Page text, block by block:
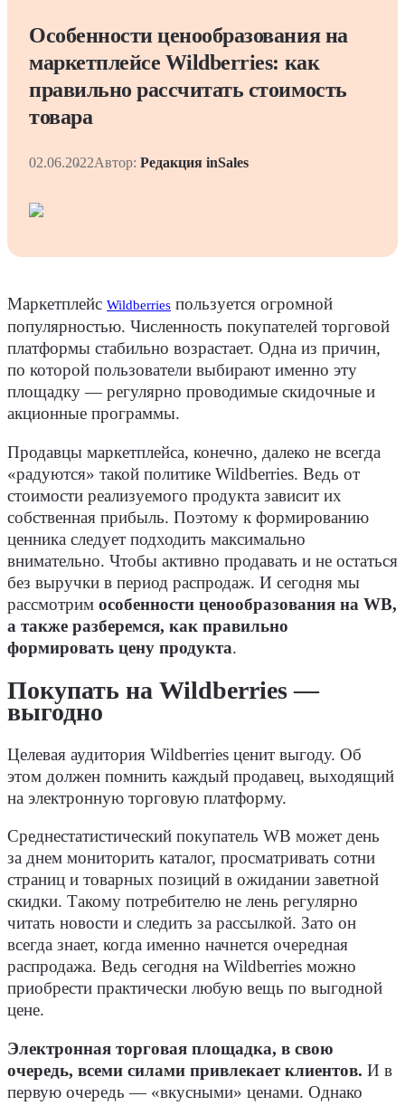
Особенности ценообразования на
маркетплейсе Wildberries: как
правильно рассчитать стоимость
товара
02.06.2022Автор: Редакция inSales
Маркетплейс Wildberries пользуется огромной
популярностью. Численность покупателей торговой
платформы стабильно возрастает. Одна из причин,
по которой пользователи выбирают именно эту
площадку — регулярно проводимые скидочные и
акционные программы.
Продавцы маркетплейса, конечно, далеко не всегда
«радуются» такой политике Wildberries. Ведь от
стоимости реализуемого продукта зависит их
собственная прибыль. Поэтому к формированию
ценника следует подходить максимально
внимательно. Чтобы активно продавать и не остаться
без выручки в период распродаж. И сегодня мы
рассмотрим особенности ценообразования на WB,
а также разберемся, как правильно
формировать цену продукта.
Покупать на Wildberries —
выгодно
Целевая аудитория Wildberries ценит выгоду. Об
этом должен помнить каждый продавец, выходящий
на электронную торговую платформу.
Среднестатистический покупатель WB может день
за днем мониторить каталог, просматривать сотни
страниц и товарных позиций в ожидании заветной
скидки. Такому потребителю не лень регулярно
читать новости и следить за рассылкой. Зато он
всегда знает, когда именно начнется очередная
распродажа. Ведь сегодня на Wildberries можно
приобрести практически любую вещь по выгодной
цене.
Электронная торговая площадка, в свою
очередь, всеми силами привлекает клиентов. И в
первую очередь — «вкусными» ценами. Однако